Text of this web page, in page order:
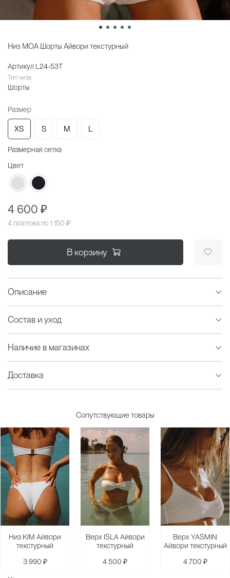
Низ MOA Шорты Айвори текстурный
Тип низа
Шорты
Размер
XS S M L
Размерная сетка
Артикул L24-53T
Цвет
4 600 ₽
4 платежа по 1 150 ₽
В корзину
Описание
Состав и уход
Наличие в магазинах
Доставка
Сопутствующие товары
Низ KIM Айвори
текстурный
3 990 ₽
Верх ISLA Айвори
текстурный
4 500 ₽
Верх YASMIN
Айвори текстурный
4 700 ₽